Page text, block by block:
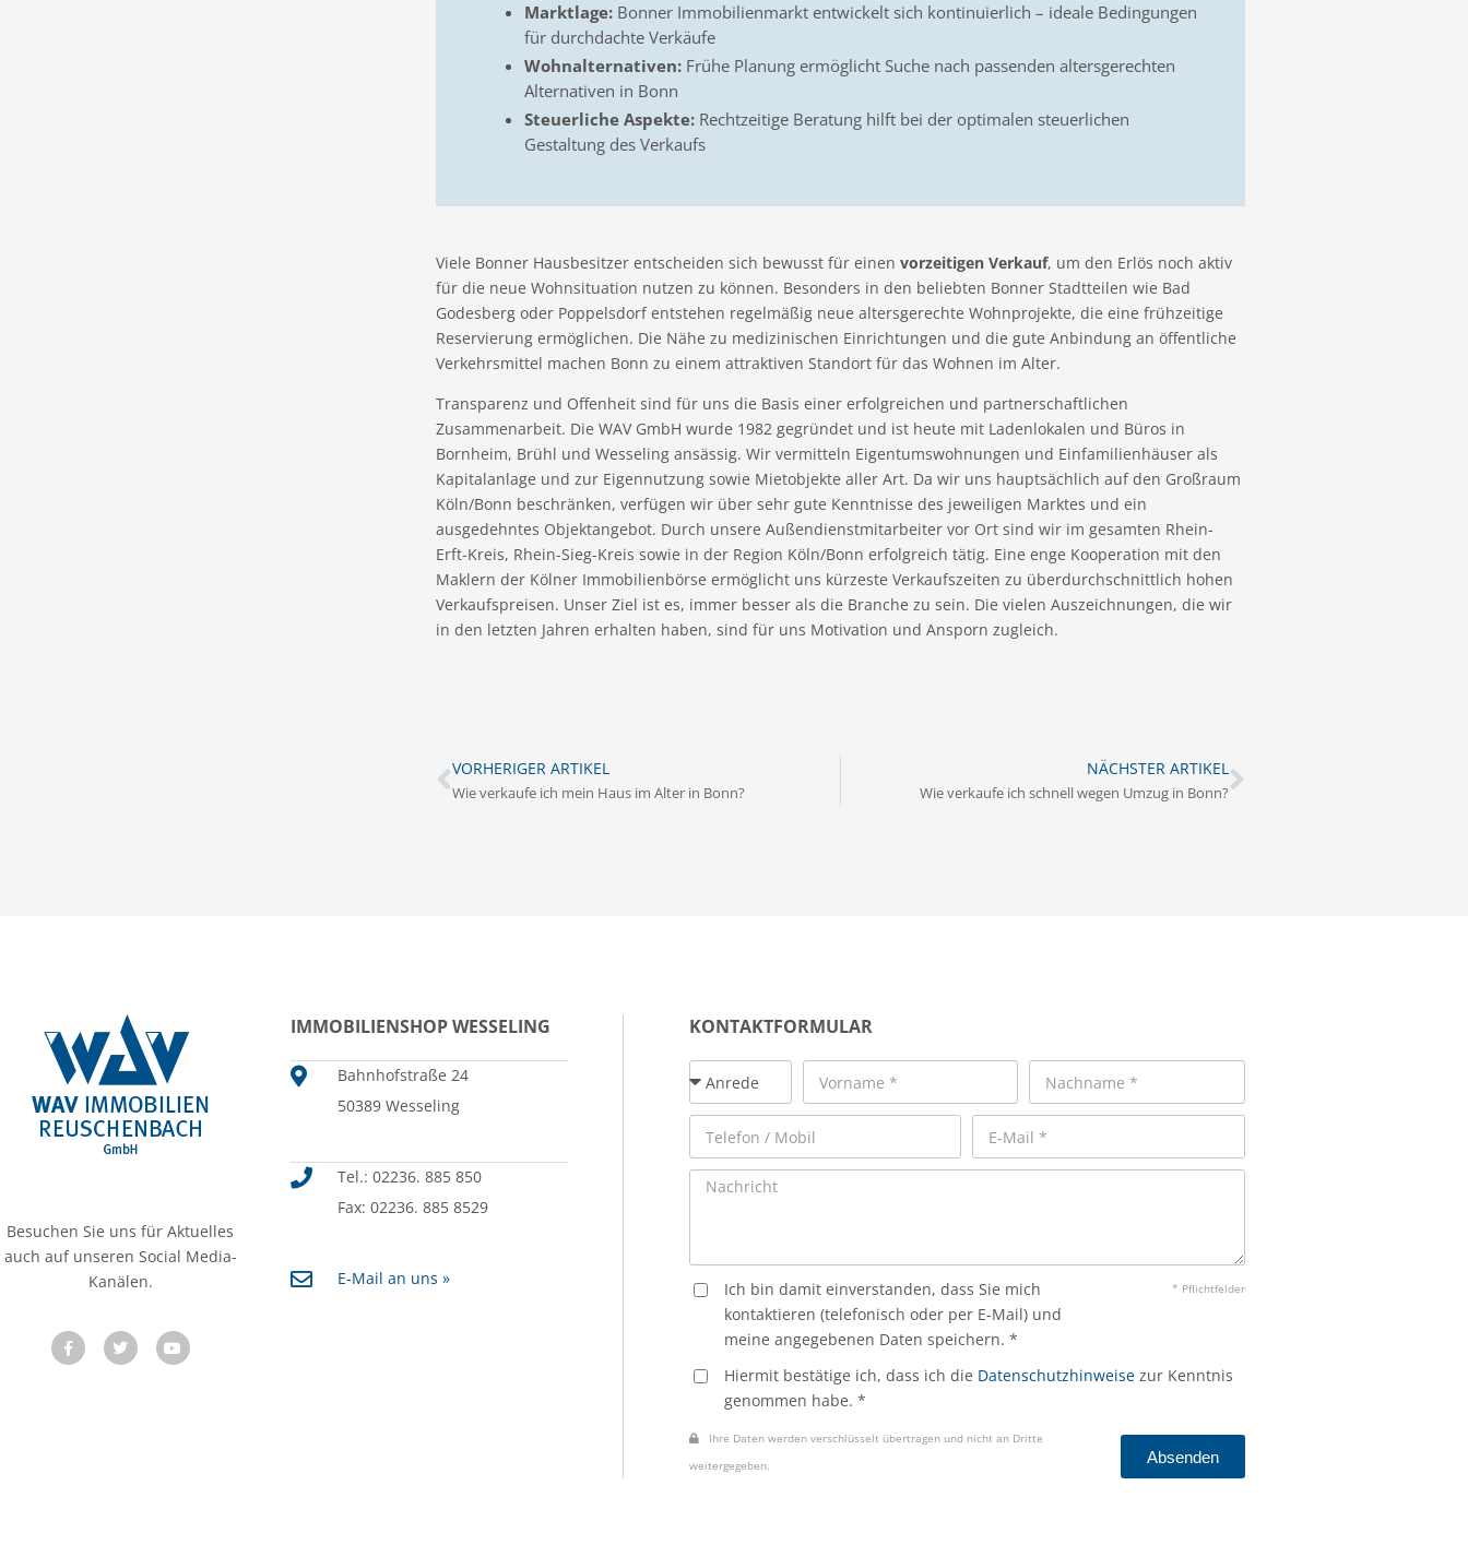
Marktlage:Bonner Immobilienmarkt entwickelt sich kontinuierlich – ideale Bedingungen
für durchdachte Verkäufe
Wohnalternativen:Frühe Planung ermöglicht Suche nach passenden altersgerechten
Alternativen in Bonn
Steuerliche Aspekte:Rechtzeitige Beratung hilft bei der optimalen steuerlichen
Gestaltung des Verkaufs
Viele Bonner Hausbesitzer entscheiden sich bewusst für einen vorzeitigen Verkauf, um den Erlös noch aktiv
für die neue Wohnsituation nutzen zu können. Besonders in den beliebten Bonner Stadtteilen wie Bad
Godesberg oder Poppelsdorf entstehen regelmäßig neue altersgerechte Wohnprojekte, die eine frühzeitige
Reservierung ermöglichen. Die Nähe zu medizinischen Einrichtungen und die gute Anbindung an öffentliche
Verkehrsmittel machen Bonn zu einem attraktiven Standort für das Wohnen im Alter.
Transparenz und Offenheit sind für uns die Basis einer erfolgreichen und partnerschaftlichen
Zusammenarbeit. Die WAV GmbH wurde 1982 gegründet und ist heute mit Ladenlokalen und Büros in
Bornheim, Brühl und Wesseling ansässig. Wir vermitteln Eigentumswohnungen und Einfamilienhäuser als
Kapitalanlage und zur Eigennutzung sowie Mietobjekte aller Art. Da wir uns hauptsächlich auf den Großraum
Köln/Bonn beschränken, verfügen wir über sehr gute Kenntnisse des jeweiligen Marktes und ein
ausgedehntes Objektangebot. Durch unsere Außendienstmitarbeiter vor Ort sind wir im gesamten Rhein-
Erft-Kreis, Rhein-Sieg-Kreis sowie in der Region Köln/Bonn erfolgreich tätig. Eine enge Kooperation mit den
Maklern der Kölner Immobilienbörse ermöglicht uns kürzeste Verkaufszeiten zu überdurchschnittlich hohen
Verkaufspreisen. Unser Ziel ist es, immer besser als die Branche zu sein. Die vielen Auszeichnungen, die wir
in den letzten Jahren erhalten haben, sind für uns Motivation und Ansporn zugleich.
VORHERIGER ARTIKEL
Wie verkaufe ich mein Haus im Alter in Bonn?
NÄCHSTER ARTIKEL
Wie verkaufe ich schnell wegen Umzug in Bonn?
Besuchen Sie uns für Aktuelles
auch auf unseren Social Media-
Kanälen.
IMMOBILIENSHOP WESSELING
Bahnhofstraße 24
50389 Wesseling
Tel.: 02236. 885 850
Fax: 02236. 885 8529
E-Mail an uns »
KONTAKTFORMULAR
Ich bin damit einverstanden, dass Sie mich
kontaktieren (telefonisch oder per E-Mail) und
meine angegebenen Daten speichern. *
* Pflichtfelder
Hiermit bestätige ich, dass ich die Datenschutzhinweisezur Kenntnis
genommen habe. *
Ihre Daten werden verschlüsselt übertragen und nicht an Dritte
weitergegeben.
Absenden